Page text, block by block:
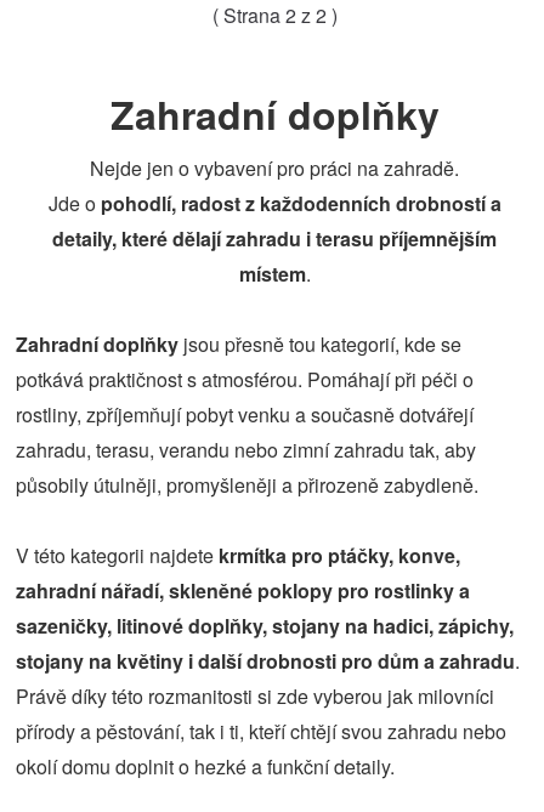
( Strana2 z 2 )
Zahradní doplňky
Nejde jen o vybavení pro práci na zahradě.
Jde o pohodlí, radost z každodenních drobností a
detaily, které dělají zahradu i terasu příjemnějším
místem.
Zahradní doplňky jsou přesně tou kategorií, kde se
potkává praktičnost s atmosférou. Pomáhají při péči o
rostliny, zpříjemňují pobyt venku a současně dotvářejí
zahradu, terasu, verandu nebo zimní zahradu tak, aby
působily útulněji, promyšleněji a přirozeně zabydleně.
V této kategorii najdete krmítka pro ptáčky, konve,
zahradní nářadí, skleněné poklopy pro rostlinky a
sazeničky, litinové doplňky, stojany na hadici, zápichy,
stojany na květiny i další drobnosti pro dům a zahradu.
Právě díky této rozmanitosti si zde vyberou jak milovníci
přírody a pěstování, tak i ti, kteří chtějí svou zahradu nebo
okolí domu doplnit o hezké a funkční detaily.